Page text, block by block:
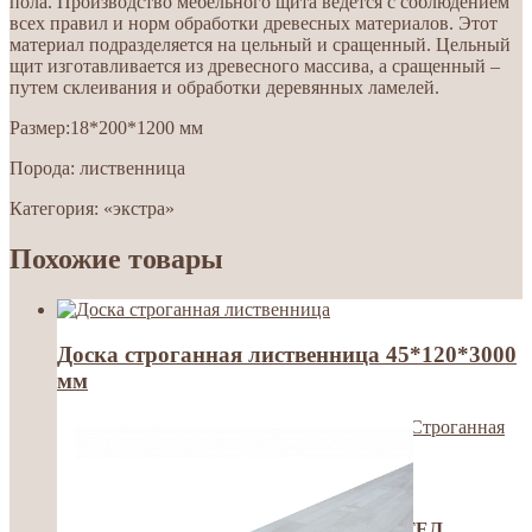
всех правил и норм обработки древесных материалов. Этот
материал подразделяется на цельный и сращенный. Цельный
щит изготавливается из древесного массива, а сращенный –
путем склеивания и обработки деревянных ламелей.
Размер:18*200*1200 мм
Порода: лиственница
Категория: «экстра»
Похожие товары
Доска строганная лиственница 45*120*3000
мм
Строганная